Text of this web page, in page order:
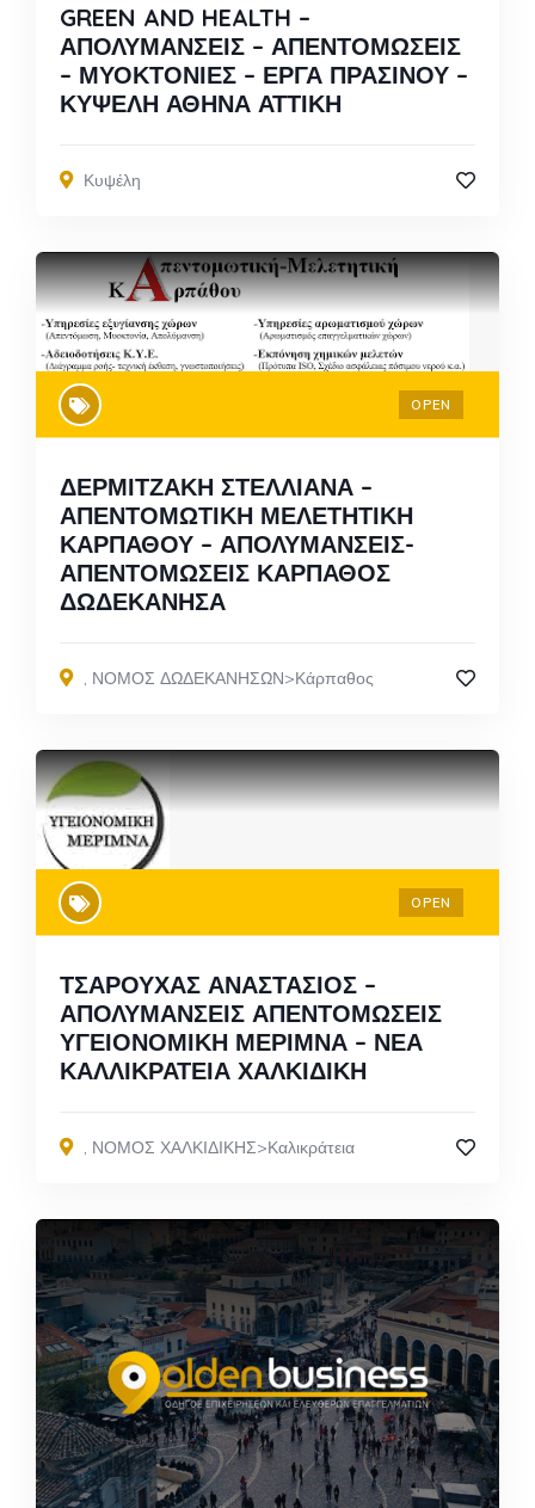
GREEN AND HEALTH –
ΑΠΟΛΥΜΑΝΣΕΙΣ – ΑΠΕΝΤΟΜΩΣΕΙΣ
– ΜΥΟΚΤΟΝΙΕΣ – ΕΡΓΑ ΠΡΑΣΙΝΟΥ –
ΚΥΨΕΛΗ ΑΘΗΝΑ ΑΤΤΙΚΗ
Κυψέλη
OPEN
ΔΕΡΜΙΤΖΑΚΗ ΣΤΕΛΛΙΑΝΑ –
ΑΠΕΝΤΟΜΩΤΙΚΗ ΜΕΛΕΤΗΤΙΚΗ
ΚΑΡΠΑΘΟΥ – ΑΠΟΛΥΜΑΝΣΕΙΣ-
ΑΠΕΝΤΟΜΩΣΕΙΣ ΚΑΡΠΑΘΟΣ
ΔΩΔΕΚΑΝΗΣΑ
ΝΟΜΟΣ ΔΩΔΕΚΑΝΗΣΩΝ>Κάρπαθος
OPEN
ΤΣΑΡΟΥΧΑΣ ΑΝΑΣΤΑΣΙΟΣ –
ΑΠΟΛΥΜΑΝΣΕΙΣ ΑΠΕΝΤΟΜΩΣΕΙΣ
ΥΓΕΙΟΝΟΜΙΚΗ ΜΕΡΙΜΝΑ – ΝΕΑ
ΚΑΛΛΙΚΡΑΤΕΙΑ ΧΑΛΚΙΔΙΚΗ
ΝΟΜΟΣ ΧΑΛΚΙΔΙΚΗΣ>Καλικράτεια